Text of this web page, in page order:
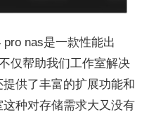
nas是一款性能出
仅帮助我们工作室解决
供了丰富的扩展功能和
种对存储需求大又没有